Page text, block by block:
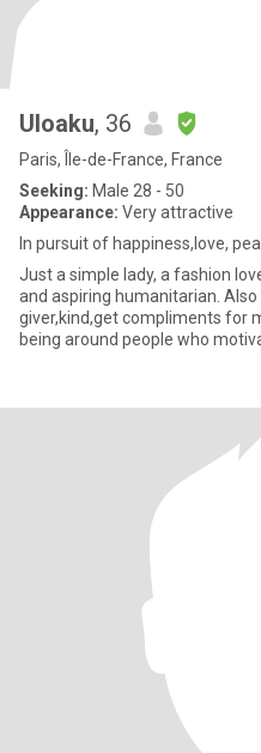
Uloaku, 36
Paris, Île-de-France, France
Seeking: Male 28 - 50
Appearance: Very attractive
In pursuit of happiness,love,
Just a simple lady, a fashion
and aspiring humanitarian. Also
giver,kind,get compliments for
being around people who